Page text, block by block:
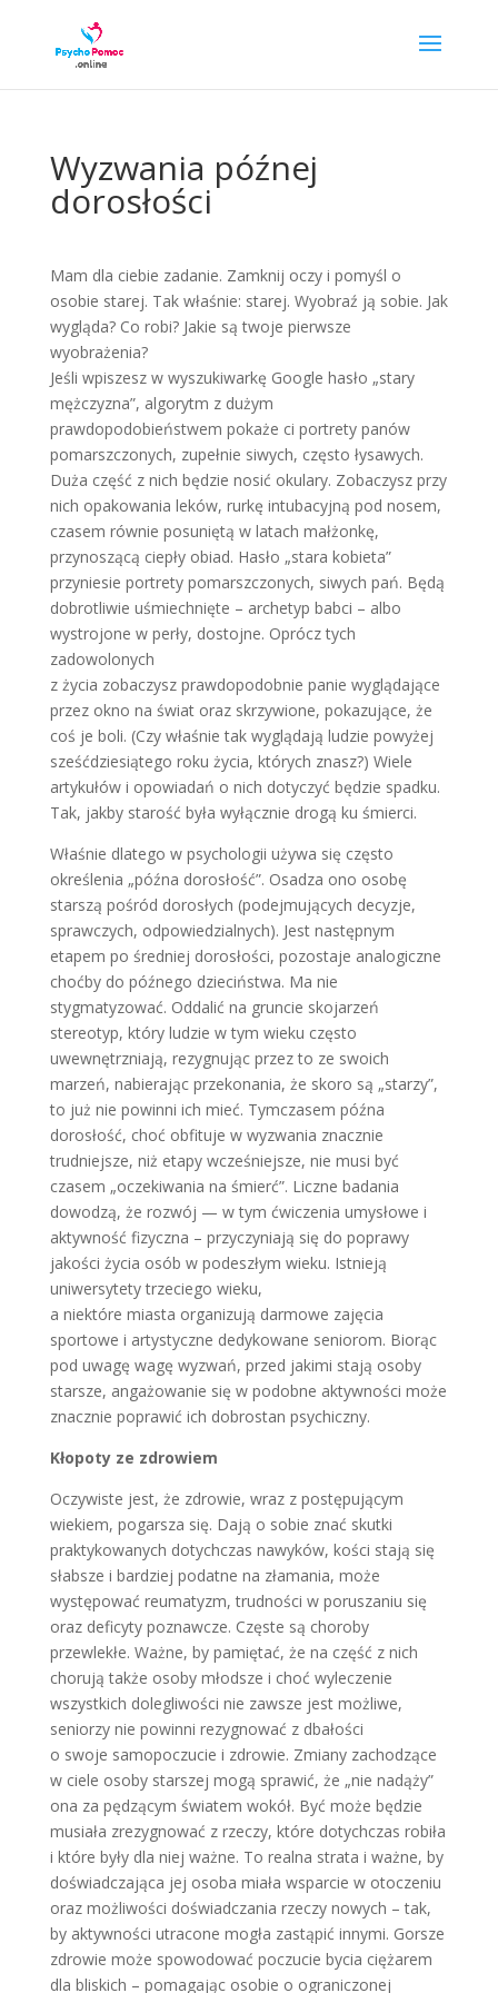
Wyzwania późnej
dorosłości
Mam dla ciebie zadanie. Zamknij oczy i pomyśl o
osobie starej. Tak właśnie: starej. Wyobraź ją sobie. Jak
wygląda? Co robi? Jakie są twoje pierwsze
wyobrażenia?
Jeśli wpiszesz w wyszukiwarkę Google hasło „stary
mężczyzna”, algorytm z dużym
prawdopodobieństwem pokaże ci portrety panów
pomarszczonych, zupełnie siwych, często łysawych.
Duża część z nich będzie nosić okulary. Zobaczysz przy
nich opakowania leków, rurkę intubacyjną pod nosem,
czasem równie posuniętą w latach małżonkę,
przynoszącą ciepły obiad. Hasło „stara kobieta”
przyniesie portrety pomarszczonych, siwych pań. Będą
dobrotliwie uśmiechnięte – archetyp babci – albo
wystrojone w perły, dostojne. Oprócz tych
zadowolonych
z życia zobaczysz prawdopodobnie panie wyglądające
przez okno na świat oraz skrzywione, pokazujące, że
coś je boli. (Czy właśnie tak wyglądają ludzie powyżej
sześćdziesiątego roku życia, których znasz?) Wiele
artykułów i opowiadań o nich dotyczyć będzie spadku.
Tak, jakby starość była wyłącznie drogą ku śmierci.
Właśnie dlatego w psychologii używa się często
określenia „późna dorosłość”. Osadza ono osobę
starszą pośród dorosłych (podejmujących decyzje,
sprawczych, odpowiedzialnych). Jest następnym
etapem po średniej dorosłości, pozostaje analogiczne
choćby do późnego dzieciństwa. Ma nie
stygmatyzować. Oddalić na gruncie skojarzeń
stereotyp, który ludzie w tym wieku często
uwewnętrzniają, rezygnując przez to ze swoich
marzeń, nabierając przekonania, że skoro są „starzy”,
to już nie powinni ich mieć. Tymczasem późna
dorosłość, choć obfituje w wyzwania znacznie
trudniejsze, niż etapy wcześniejsze, nie musi być
czasem „oczekiwania na śmierć”. Liczne badania
dowodzą, że rozwój — w tym ćwiczenia umysłowe i
aktywność fizyczna – przyczyniają się do poprawy
jakości życia osób w podeszłym wieku. Istnieją
uniwersytety trzeciego wieku,
a niektóre miasta organizują darmowe zajęcia
sportowe i artystyczne dedykowane seniorom. Biorąc
pod uwagę wagę wyzwań, przed jakimi stają osoby
starsze, angażowanie się w podobne aktywności może
znacznie poprawić ich dobrostan psychiczny.
Kłopoty ze zdrowiem
Oczywiste jest, że zdrowie, wraz z postępującym
wiekiem, pogarsza się. Dają o sobie znać skutki
praktykowanych dotychczas nawyków, kości stają się
słabsze i bardziej podatne na złamania, może
występować reumatyzm, trudności w poruszaniu się
oraz deficyty poznawcze. Częste są choroby
przewlekłe. Ważne, by pamiętać, że na część z nich
chorują także osoby młodsze i choć wyleczenie
wszystkich dolegliwości nie zawsze jest możliwe,
seniorzy nie powinni rezygnować z dbałości
o swoje samopoczucie i zdrowie. Zmiany zachodzące
w ciele osoby starszej mogą sprawić, że „nie nadąży”
ona za pędzącym światem wokół. Być może będzie
musiała zrezygnować z rzeczy, które dotychczas robiła
i które były dla niej ważne. To realna strata i ważne, by
doświadczająca jej osoba miała wsparcie w otoczeniu
oraz możliwości doświadczania rzeczy nowych – tak,
by aktywności utracone mogła zastąpić innymi. Gorsze
zdrowie może spowodować poczucie bycia ciężarem
dla bliskich – pomagając osobie o ograniczonej